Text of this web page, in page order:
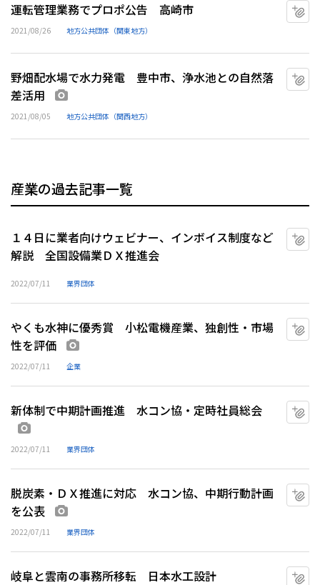
運転管理業務でプロポ公告 高崎市
2021/08/26 地方公共団体（関東地方）
野畑配水場で水力発電 豊中市、浄水池との自然落
差活用
2021/08/05 地方公共団体（関西地方）
産業の過去記事一覧
１４日に業者向けウェビナー、インボイス制度など
解説 全国設備業ＤＸ推進会
2022/07/11 業界団体
やくも水神に優秀賞 小松電機産業、独創性・市場
性を評価
2022/07/11 企業
新体制で中期計画推進 水コン協・定時社員総会
2022/07/11 業界団体
脱炭素・ＤＸ推進に対応 水コン協、中期行動計画
を公表
2022/07/11 業界団体
岐阜と雲南の事務所移転 日本水工設計